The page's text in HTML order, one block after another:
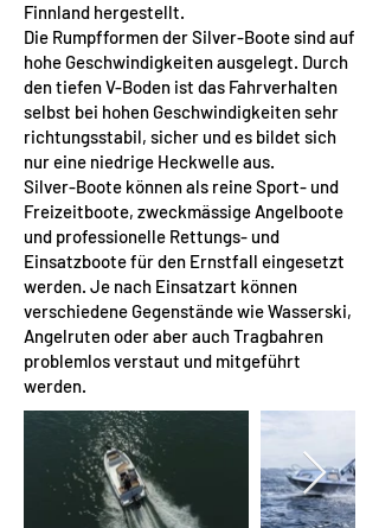
Finnland hergestellt.
Die Rumpfformen der Silver-Boote sind auf
hohe Geschwindigkeiten ausgelegt. Durch
den tiefen V-Boden ist das Fahrverhalten
selbst bei hohen Geschwindigkeiten sehr
richtungsstabil, sicher und es bildet sich
nur eine niedrige Heckwelle aus.
Silver-Boote können als reine Sport- und
Freizeitboote, zweckmässige Angelboote
und professionelle Rettungs- und
Einsatzboote für den Ernstfall eingesetzt
werden. Je nach Einsatzart können
verschiedene Gegenstände wie Wasserski,
Angelruten oder aber auch Tragbahren
problemlos verstaut und mitgeführt
werden.